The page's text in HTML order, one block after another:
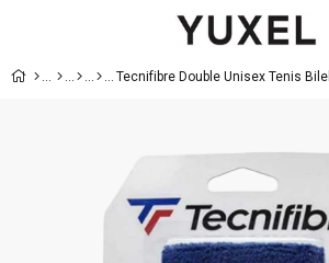
Tecnifibre Double Unisex Tenis